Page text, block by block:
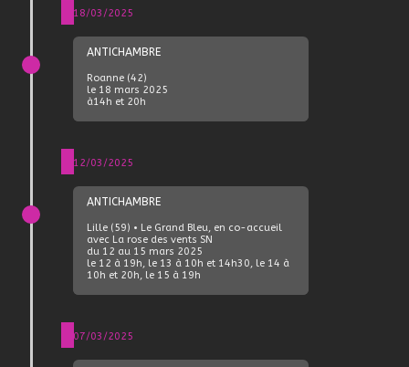
18/03/2025
ANTICHAMBRE
Roanne (42)
le 18 mars 2025
à14h et 20h
12/03/2025
ANTICHAMBRE
Lille (59) • Le Grand Bleu, en co-accueil
avec La rose des vents SN
du 12 au 15 mars 2025
le 12 à 19h, le 13 à 10h et 14h30, le 14 à
10h et 20h, le 15 à 19h
07/03/2025